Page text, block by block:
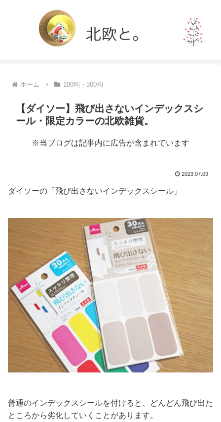
ホーム 100均・300均
【ダイソー】飛び出さないインデックスシ
ール・限定カラーの北欧雑貨。
※当ブログは記事内に広告が含まれています
2023.07.09
ダイソーの「飛び出さないインデックスシール」
普通のインデックスシールを付けると、どんどん飛び出た
ところから劣化していくことがあります。